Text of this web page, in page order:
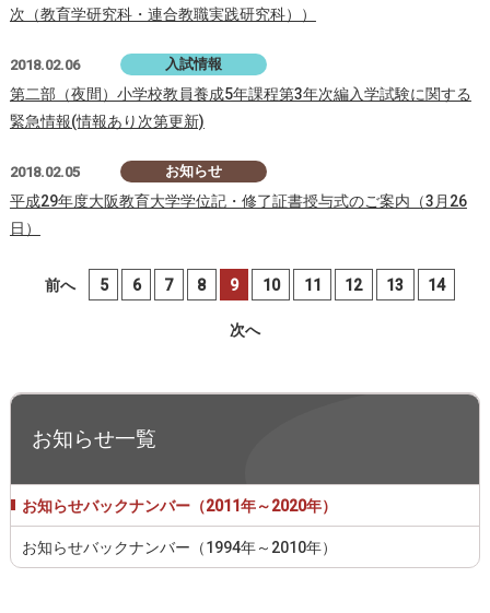
次（教育学研究科・連合教職実践研究科））
2018.02.06 入試情報
第二部（夜間）小学校教員養成5年課程第3年次編入学試験に関する
緊急情報(情報あり次第更新)
2018.02.05 お知らせ
平成29年度大阪教育大学学位記・修了証書授与式のご案内（3月26
日）
前へ 5 6 7 8 9 10 11 12 13 14
次へ
お知らせ一覧
お知らせバックナンバー（2011年～2020年）
お知らせバックナンバー（1994年～2010年）